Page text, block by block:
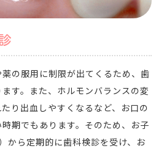
の服用に制限が出てくるため、歯
す。また、ホルモンバランスの変
り出血しやすくなるなど、お口の
期でもあります。そのため、お子
から定期的に歯科検診を受け、お